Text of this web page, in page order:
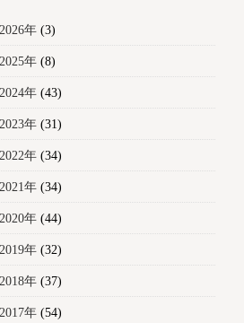
2026年(3)
2025年(8)
2024年(43)
2023年(31)
2022年(34)
2021年(34)
2020年(44)
2019年(32)
2018年(37)
2017年(54)